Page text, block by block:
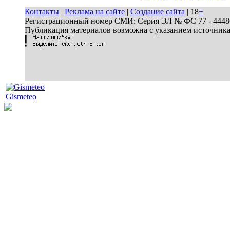
Контакты | Реклама на сайте | Создание сайта | 18+
Регистрационный номер СМИ: Серия ЭЛ № ФС 77 - 44486
Публикация материалов возможна с указанием
Gismeteo